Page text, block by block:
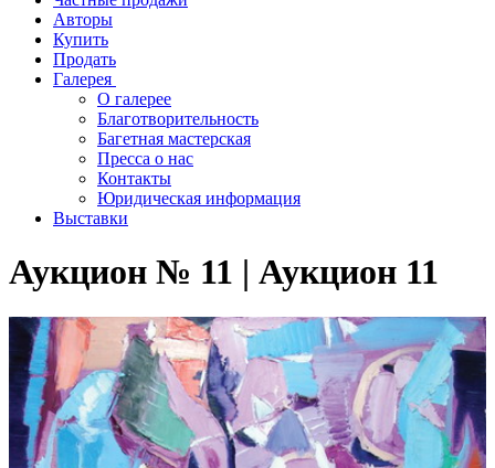
Авторы
Купить
Продать
Галерея
О галерее
Благотворительность
Багетная мастерская
Пресса о нас
Контакты
Юридическая информация
Выставки
Аукцион № 11 | Аукцион 11